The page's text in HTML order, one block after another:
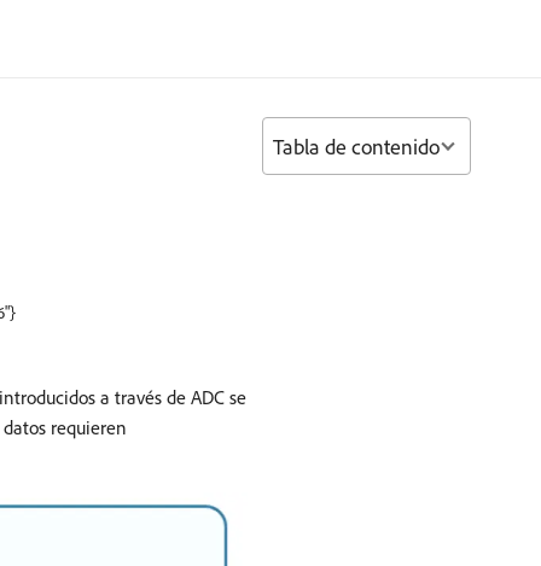
a través de ADC se
requieren
Tabla de contenido